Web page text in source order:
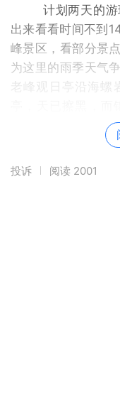
计划两天的游玩
出来看看时间不到
峰景区，看部分景
为这里的雨季天气
老峰观日亭沿海螺
离，第二天来时才
有些酸楚的感觉，
了，果断下撤结束
投诉 阅读 2001